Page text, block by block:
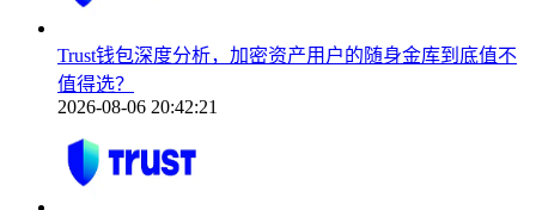
Trust钱包深度分析，加密资产用户的随身金库到底值不
值得选？
2026-08-06 20:42:21